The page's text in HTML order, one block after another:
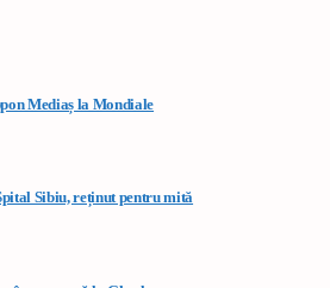
Mediaș la Mondiale
Sibiu, reținut pentru mită